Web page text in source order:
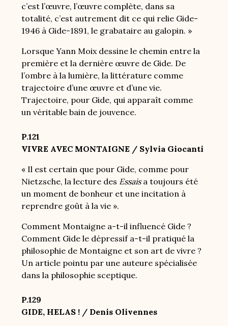
c’est l’œuvre, l’œuvre complète, dans sa
totalité, c’est autrement dit ce qui relie Gide-
1946 à Gide-1891, le grabataire au galopin. »
Lorsque Yann Moix dessine le chemin entre la
première et la dernière œuvre de Gide. De
l’ombre à la lumière, la littérature comme
trajectoire d’une œuvre et d’une vie.
Trajectoire, pour Gide, qui apparaît comme
un véritable bain de jouvence.
P.121
VIVRE AVEC MONTAIGNE / Sylvia Giocanti
« Il est certain que pour Gide, comme pour
Nietzsche, la lecture des Essaisa toujours été
un moment de bonheur et une incitation à
reprendre goût à la vie ».
Comment Montaigne a-t-il influencé Gide ?
Comment Gide le dépressif a-t-il pratiqué la
philosophie de Montaigne et son art de vivre ?
Un article pointu par une auteure spécialisée
dans la philosophie sceptique.
P.129
GIDE, HELAS ! / Denis Olivennes